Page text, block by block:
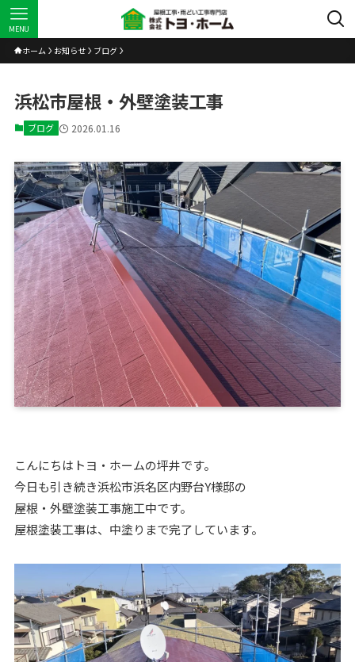
MENU
ホーム お知らせ ブログ
浜松市屋根・外壁塗装工事
ブログ 2026.01.16
こんにちはトヨ・ホームの坪井です。
今日も引き続き浜松市浜名区内野台Y様邸の
屋根・外壁塗装工事施工中です。
屋根塗装工事は、中塗りまで完了しています。